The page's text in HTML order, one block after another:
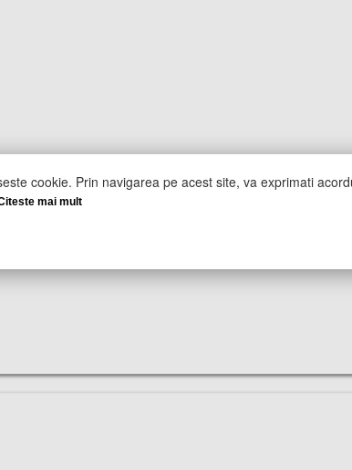
cookie. Prin navigarea pe acest site, va exprimati
mai mult